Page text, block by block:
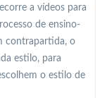
a vídeos para
de ensino-
contrapartida, o
estilo, para
o estilo de